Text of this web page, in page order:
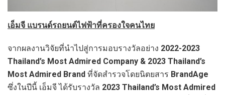
เอ็มจี แบรนด์รถยนต์ไฟฟ้าที่ครองใจคนไทย
จากผลงานวิจัยที่นำไปสู่การมอบรางวัลอย่าง 2022-2023
Thailand’s Most Admired Company & 2023 Thailand’s
Most Admired Brand ที่จัดสำรวจโดยนิตยสาร BrandAge
ซึ่งในปีนี้ เอ็มจี ได้รับรางวัล 2023 Thailand’s Most Admired